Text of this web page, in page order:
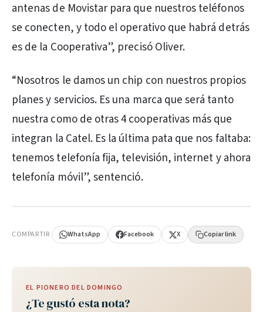
antenas de Movistar para que nuestros teléfonos
se conecten, y todo el operativo que habrá detrás
es de la Cooperativa”, precisó Oliver.
“Nosotros le damos un chip con nuestros propios
planes y servicios. Es una marca que será tanto
nuestra como de otras 4 cooperativas más que
integran la Catel. Es la última pata que nos faltaba:
tenemos telefonía fija, televisión, internet y ahora
telefonía móvil”, sentenció.
COMPARTIR WhatsApp Facebook X Copiar link
EL PIONERO DEL DOMINGO
¿Te gustó esta nota?